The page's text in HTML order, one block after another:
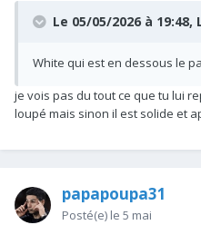
Le 05/05/2026 à 19:48,
White qui est en dessous le
je vois pas du tout ce que tu lui
loupé mais sinon il est solide et
papapoupa31
Posté(e) le 5 mai